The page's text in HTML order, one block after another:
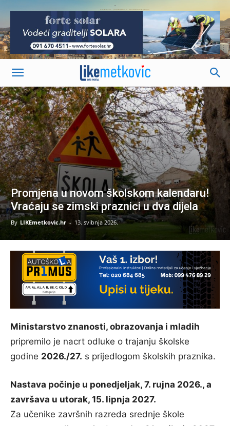
-
Promjena u novom školskom kalendaru!
Vraćaju se zimski praznici u dva dijela
By LIKEmetkovic.hr - 13. svibnja 2026.
Ministarstvo znanosti, obrazovanja i mladih
pripremilo je nacrt odluke o trajanju školske
godine 2026./27. s prijedlogom školskih praznika.
Nastava počinje u ponedjeljak, 7. rujna 2026., a
završava u utorak, 15. lipnja 2027.
Za učenike završnih razreda srednje škole